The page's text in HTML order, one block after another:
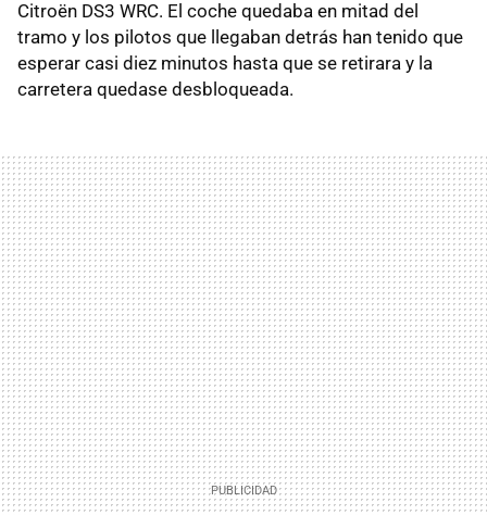
Citroën DS3 WRC. El coche quedaba en mitad del
tramo y los pilotos que llegaban detrás han tenido que
esperar casi diez minutos hasta que se retirara y la
carretera quedase desbloqueada.